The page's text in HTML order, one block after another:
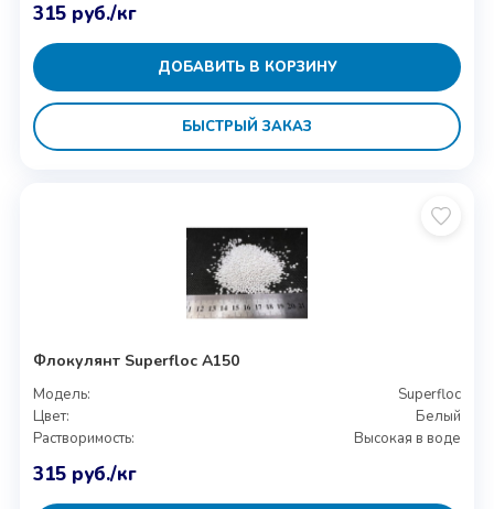
315 руб./кг
ДОБАВИТЬ В КОРЗИНУ
БЫСТРЫЙ ЗАКАЗ
Флокулянт Superfloc A150
Модель:
Superfloc
Цвет:
Белый
Растворимость:
Высокая в воде
315 руб./кг